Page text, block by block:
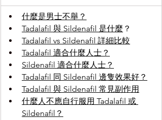
什麼是男士不舉？
Tadalafil 與 Sildenafil 是什麼 ？
Tadalafil vs Sildenafil 詳細比較
Tadalafil 適合什麼人士？
Sildenafil 適合什麼人士？
Tadalafil 同 Sildenafil 邊隻效果好？
Tadalafil 與 Sildenafil 常見副作用
什麼人不應自行服用 Tadalafil 或
Sildenafil？